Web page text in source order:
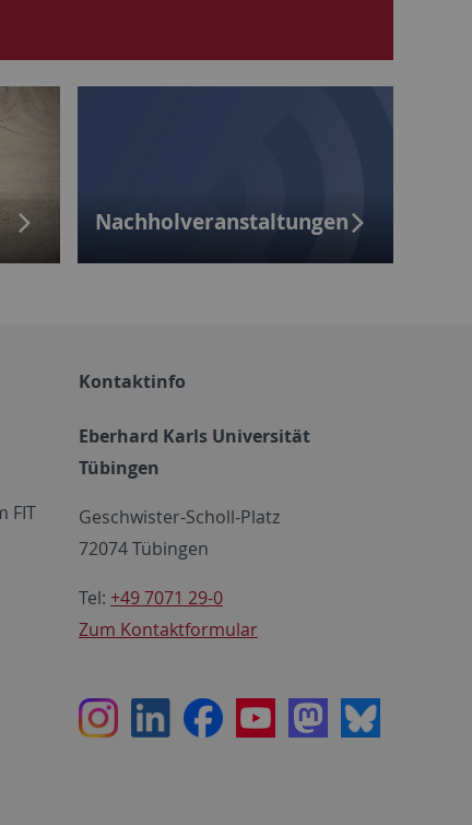
Nachholveranstaltungen
FIT
Kontaktinfo
Eberhard Karls Universität
Tübingen
Geschwister-Scholl-Platz
72074 Tübingen
Tel: +49 7071 29-0
Zum Kontaktformular
InstagramLinkedInFacebookYoutubeMastodon
Bluesky